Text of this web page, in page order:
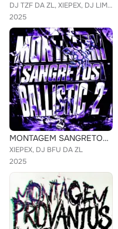
DJ TZF DA ZL, XIEPEX, DJ LIMBU DA DZ7
2025
MONTAGEM SANGRETOS BALLISTIC 2
XIEPEX, DJ BFU DA ZL
2025